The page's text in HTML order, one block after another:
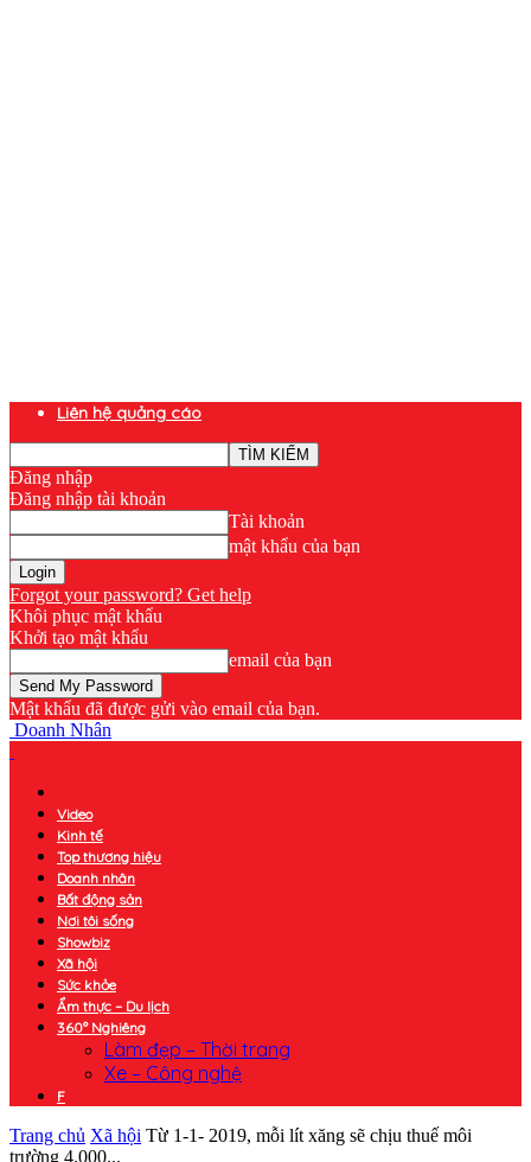
Liên hệ quảng cáo
Đăng nhập
Đăng nhập tài khoản
Tài khoản
mật khẩu của bạn
Forgot your password? Get help
Khôi phục mật khẩu
Khởi tạo mật khẩu
email của bạn
Mật khẩu đã được gửi vào email của bạn.
Doanh Nhân
Video
Kinh tế
Top thương hiệu
Doanh nhân
Bất động sản
Nơi tôi sống
Showbiz
Xã hội
Sức khỏe
Ẩm thực – Du lịch
360° Nghiêng
Làm đẹp – Thời trang
Xe – Công nghệ
F
Trang chủ Xã hội Từ 1-1- 2019, mỗi lít xăng sẽ chịu thuế môi
trường 4.000...